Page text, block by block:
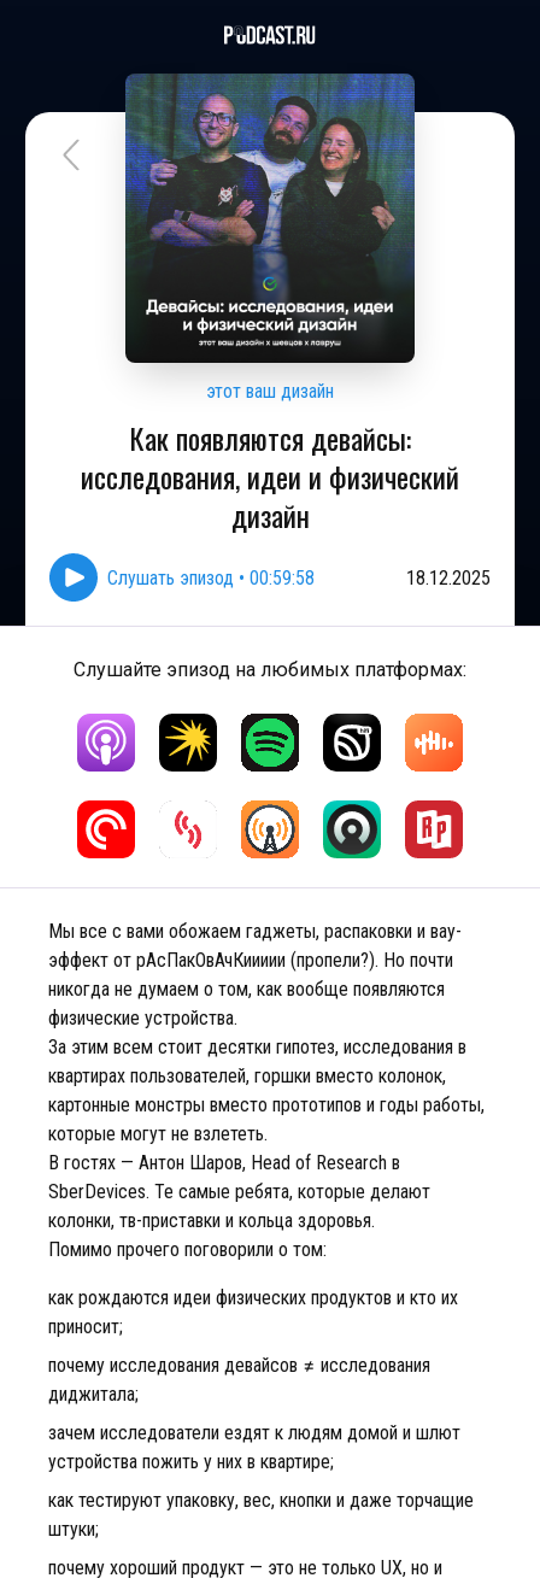
этот ваш дизайн
Как появляются девайсы:
исследования, идеи и физический
дизайн
Слушать эпизод • 00:59:58 18.12.2025
Слушайте эпизод на любимых платформах:
Мы все с вами обожаем гаджеты, распаковки и вау-
эффект от рАсПакОвАчКиииии (пропели?). Но почти
никогда не думаем о том, как вообще появляются
физические устройства.
За этим всем стоит десятки гипотез, исследования в
квартирах пользователей, горшки вместо колонок,
картонные монстры вместо прототипов и годы работы,
которые могут не взлететь.
В гостях — Антон Шаров, Head of Research в
SberDevices. Те самые ребята, которые делают
колонки, тв-приставки и кольца здоровья.
Помимо прочего поговорили о том:
как рождаются идеи физических продуктов и кто их
приносит;
почему исследования девайсов ≠ исследования
диджитала;
зачем исследователи ездят к людям домой и шлют
устройства пожить у них в квартире;
как тестируют упаковку, вес, кнопки и даже торчащие
штуки;
почему хороший продукт — это не только UX, но и